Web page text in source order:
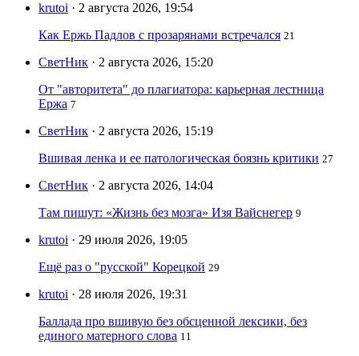
krutoi · 2 августа 2026, 19:54
Как Ержь Падлов с прозарянами встречался 21
СветНик · 2 августа 2026, 15:20
От "авторитета" до плагиатора: карьерная лестница
Ержа 7
СветНик · 2 августа 2026, 15:19
Вшивая ленка и ее патологическая боязнь критики 27
СветНик · 2 августа 2026, 14:04
Там пишут: «Жизнь без мозга» Изя Вайснегер 9
krutoi · 29 июля 2026, 19:05
Ещё раз о "русской" Корецкой 29
krutoi · 28 июля 2026, 19:31
Баллада про вшивую без обсценной лексики, без
единого матерного слова 11